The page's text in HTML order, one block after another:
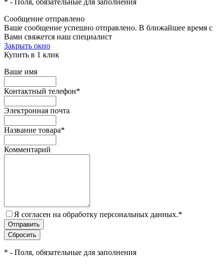
Сообщение отправлено
Ваше сообщение успешно отправлено. В ближайшее время с
Вами свяжется наш специалист
Закрыть окно
Купить в 1 клик
Ваше имя
Контактный телефон*
Электронная почта
Название товара*
Комментарий
Я согласен на обработку персональных данных.*
* - Поля, обязательные для заполнения